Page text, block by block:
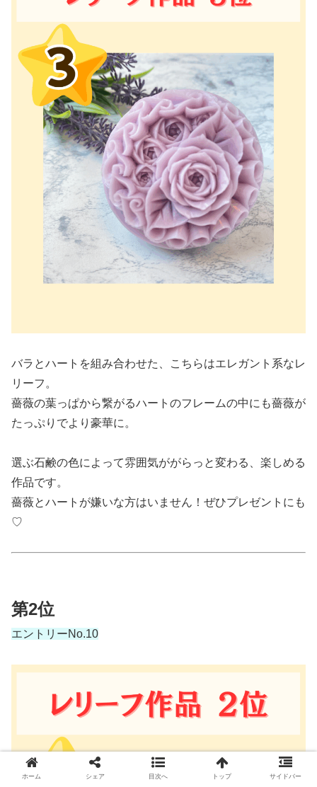
バラとハートを組み合わせた、こちらはエレガント系なレ
リーフ。
薔薇の葉っぱから繋がるハートのフレームの中にも薔薇が
たっぷりでより豪華に。
選ぶ石鹸の色によって雰囲気ががらっと変わる、楽しめる
作品です。
薔薇とハートが嫌いな方はいません！ぜひプレゼントにも
♡
第2位
エントリーNo.10
ホーム シェア 目次へ トップ サイドバー